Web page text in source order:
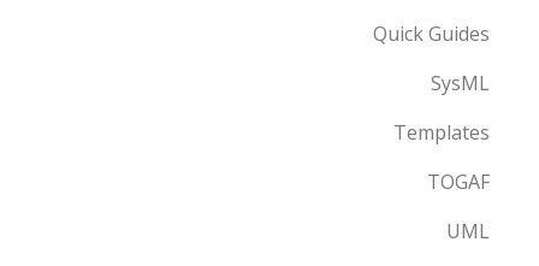
Quick Guides
SysML
Templates
TOGAF
UML